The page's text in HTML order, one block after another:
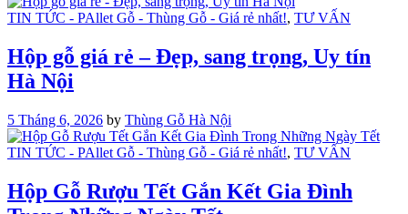
TIN TỨC - PAllet Gỗ - Thùng Gỗ - Giá rẻ nhất!, TƯ VẤN
Hộp gỗ giá rẻ – Đẹp, sang trọng, Uy tín
Hà Nội
5 Tháng 6, 2026 by Thùng Gỗ Hà Nội
TIN TỨC - PAllet Gỗ - Thùng Gỗ - Giá rẻ nhất!, TƯ VẤN
Hộp Gỗ Rượu Tết Gắn Kết Gia Đình